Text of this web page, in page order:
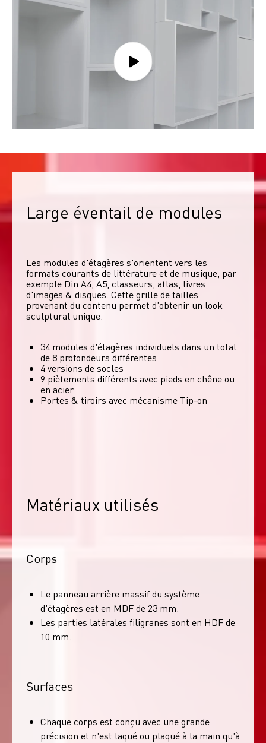
Large éventail de modules
Les modules d'étagères s'orientent vers les
formats courants de littérature et de musique, par
exemple Din A4, A5, classeurs, atlas, livres
d'images & disques. Cette grille de tailles
provenant du contenu permet d'obtenir un look
sculptural unique.
34 modules d'étagères individuels dans un total
de 8 profondeurs différentes
4 versions de socles
9 piètements différents avec pieds en chêne ou
en acier
Portes & tiroirs avec mécanisme Tip-on
Matériaux utilisés
Corps
Le panneau arrière massif du système
d'étagères est en MDF de 23 mm.
Les parties latérales filigranes sont en HDF de
10 mm.
Surfaces
Chaque corps est conçu avec une grande
précision et n'est laqué ou plaqué à la main qu'à